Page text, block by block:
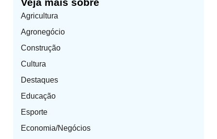
Agricultura
Agronegócio
Construção
Cultura
Destaques
Educação
Esporte
Economia/Negócios